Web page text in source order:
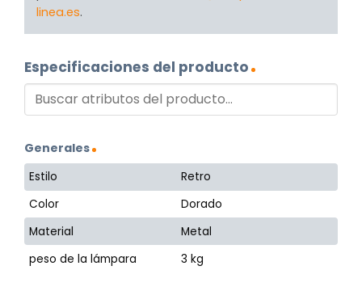
linea.es.
Especificaciones del producto
Generales
Estilo
Retro
Color
Dorado
Material
Metal
peso de la lámpara
3 kg